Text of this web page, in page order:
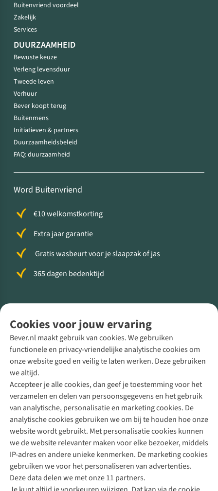
Cookies voor jouw ervaring
Bever.nl maakt gebruik van cookies. We gebruiken
functionele en privacy-vriendelijke analytische cookies om
onze website goed en veilig te laten werken. Deze gebruiken
we altijd.
Accepteer je alle cookies, dan geef je toestemming voor het
verzamelen en delen van persoonsgegevens en het gebruik
van analytische, personalisatie en marketing cookies. De
analytische cookies gebruiken we om bij te houden hoe onze
website wordt gebruikt. Met personalisatie cookies kunnen
we de website relevanter maken voor elke bezoeker, middels
IP-adres en andere unieke kenmerken. De marketing cookies
gebruiken we voor het personaliseren van advertenties.
Deze data delen we met onze 11 partners.
Buitenvriend voordeel
Zakelijk
Services
DUURZAAMHEID
Bewuste keuze
Verleng levensduur
Tweede leven
Verhuur
Bever koopt terug
Buitenmens
Initiatieven & partners
Duurzaamheidsbeleid
FAQ: duurzaamheid
Word Buitenvriend
€10 welkomstkorting
Extra jaar garantie
Gratis wasbeurt voor je slaapzak of jas
365 dagen bedenktijd
Direct advies van een Buitenexpert
+31 (0)85 888 50 88
+31 6 12 28 49 80
Contactformulier